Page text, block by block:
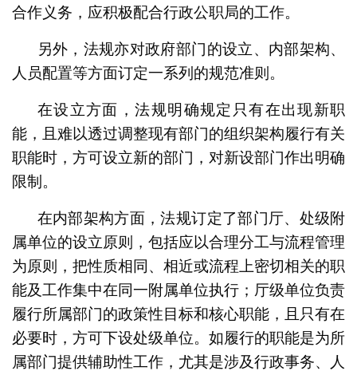
合作义务，应积极配合行政公职局的工作。
另外，法规亦对政府部门的设立、内部架构、
人员配置等方面订定一系列的规范准则。
在设立方面，法规明确规定只有在出现新职
能，且难以透过调整现有部门的组织架构履行有关
职能时，方可设立新的部门，对新设部门作出明确
限制。
在内部架构方面，法规订定了部门厅、处级附
属单位的设立原则，包括应以合理分工与流程管理
为原则，把性质相同、相近或流程上密切相关的职
能及工作集中在同一附属单位执行；厅级单位负责
履行所属部门的政策性目标和核心职能，且只有在
必要时，方可下设处级单位。如履行的职能是为所
属部门提供辅助性工作，尤其是涉及行政事务、人